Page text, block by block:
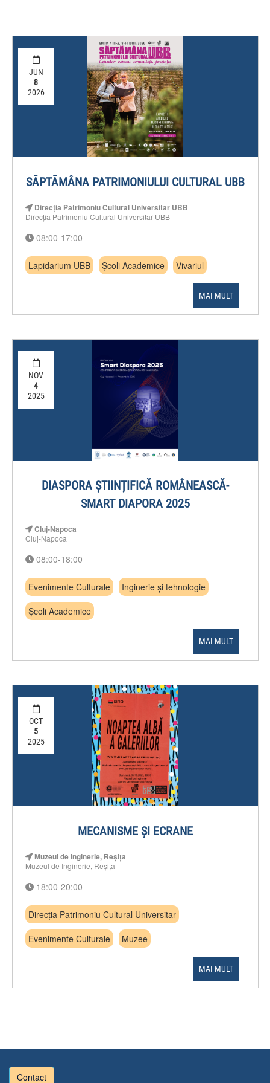
JUN
8
2026
SĂPTĂMÂNA PATRIMONIULUI CULTURAL UBB
Direcția Patrimoniu Cultural Universitar UBB
Direcția Patrimoniu Cultural Universitar UBB
08:00-17:00
Lapidarium UBB Școli Academice Vivariul
MAI MULT
NOV
4
2025
DIASPORA ȘTIINȚIFICĂ ROMÂNEASCĂ-
SMART DIAPORA 2025
Cluj-Napoca
Cluj-Napoca
08:00-18:00
Evenimente Culturale
Inginerie și tehnologie
Școli Academice
MAI MULT
OCT
5
2025
MECANISME ȘI ECRANE
Muzeul de Inginerie, Reșița
Muzeul de Inginerie, Reșița
18:00-20:00
Direcția Patrimoniu Cultural Universitar
Evenimente Culturale
Muzee
MAI MULT
Contact